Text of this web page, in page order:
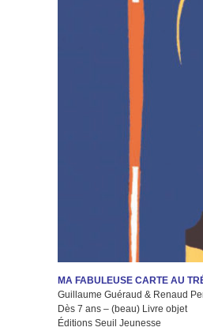
MA FABULEUSE CARTE AU
Guillaume Guéraud & Renaud
Dès 7 ans – (beau) Livre objet
Éditions Seuil Jeunesse